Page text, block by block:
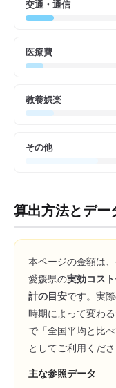
交通・通信
医療費
教養娯楽
その他
算出方法とデー
本ページの金額は
愛媛県の実効コス
計の目安です。実
時期によって変わ
で「全国平均と比
としてご利用くださ
主な参照データ